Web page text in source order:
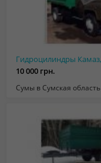
10 000 грн.
Сумы в Сумская область